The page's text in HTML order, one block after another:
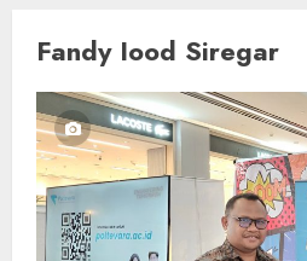
Fandy Iood Siregar